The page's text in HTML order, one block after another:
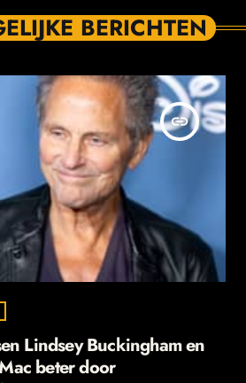
BERICHTEN
insert_link
Lindsey Buckingham en
beter door